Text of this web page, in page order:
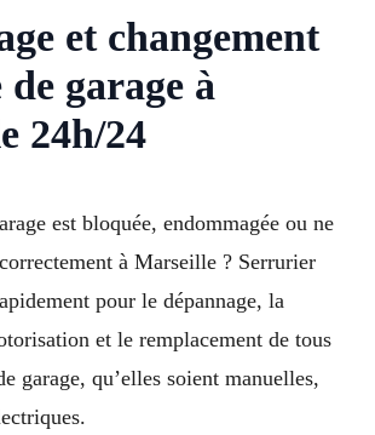
et changement
garage à
24h/24
est bloquée, endommagée ou ne
à Marseille ? Serrurier
pour le dépannage, la
et le remplacement de tous
garage, qu’elles soient manuelles,